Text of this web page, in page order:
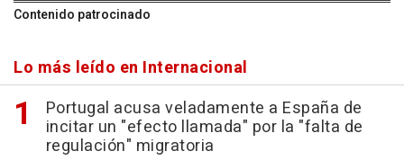
Contenido patrocinado
Lo más leído en Internacional
Portugal acusa veladamente a España de
incitar un "efecto llamada" por la "falta de
regulación" migratoria